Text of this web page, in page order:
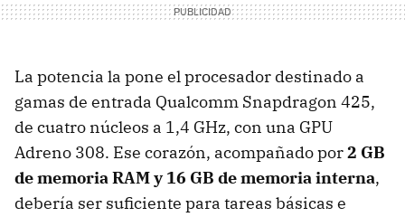
La potencia la pone el procesador destinado a
gamas de entrada Qualcomm Snapdragon 425,
de cuatro núcleos a 1,4 GHz, con una GPU
Adreno 308. Ese corazón, acompañado por2 GB
de memoria RAM y 16 GB de memoria interna,
debería ser suficiente para tareas básicas e